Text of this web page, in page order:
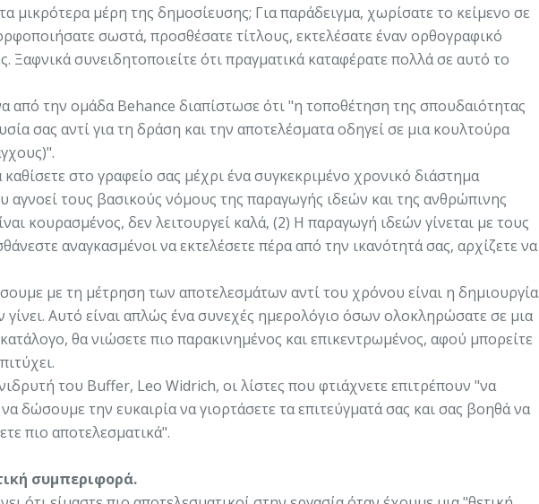
μικρότερα μέρη της δημοσίευσης; Για παράδειγμα, χωρίσατε το κείμενο σε
σωστά, προσθέσατε τίτλους, εκτελέσατε έναν ορθογραφικό
Ξαφνικά συνειδητοποιείτε ότι πραγματικά καταφέρατε πολλά σε αυτό το
από την ομάδα Behance διαπίστωσε ότι "η τοποθέτηση της σπουδαιότητας
σας αντί για τη δράση και την αποτελέσματα οδηγεί σε μια κουλτούρα
καθίσετε στο γραφείο σας μέχρι ένα συγκεκριμένο χρονικό διάστημα
αγνοεί τους βασικούς νόμους της παραγωγής ιδεών και της ανθρώπινης
κουρασμένος, δεν λειτουργεί καλά, (2) Η παραγωγή ιδεών γίνεται με τους
αναγκασμένοι να εκτελέσετε πέρα από την ικανότητά σας, αρχίζετε να
με τη μέτρηση των αποτελεσμάτων αντί του χρόνου είναι η δημιουργία
Αυτό είναι απλώς ένα συνεχές ημερολόγιο όσων ολοκληρώσατε σε μια
θα νιώσετε πιο παρακινημένος και επικεντρωμένος, αφού μπορείτε
του Buffer, Leo Widrich, οι λίστες που φτιάχνετε επιτρέπουν "να
δώσουμε την ευκαιρία να γιορτάσετε τα επιτεύγματά σας και σας βοηθά να
πιο αποτελεσματικά".
συμπεριφορά.